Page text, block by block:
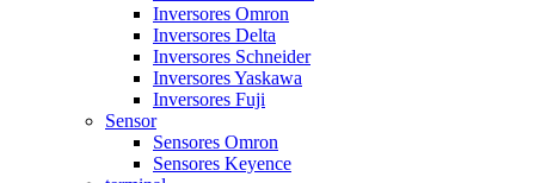
Inversores Omron
Inversores Delta
Inversores Schneider
Inversores Yaskawa
Inversores Fuji
Sensor
Sensores Omron
Sensores Keyence